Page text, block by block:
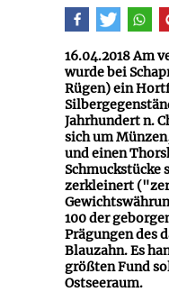
16.04.2018 Am
wurde bei
Rügen) ein
Jahrhundert n.
sich um
und einen
Schmuckstücke
zerkleinert
100 der
Prägungen des
Blauzahn. Es
größten Fund
Ostseeraum.